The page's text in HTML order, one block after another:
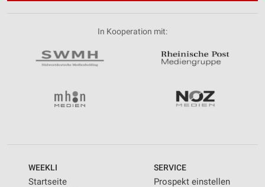
In Kooperation mit:
WEEKLI
Startseite
SERVICE
Prospekt einstellen